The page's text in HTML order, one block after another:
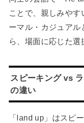
ことで、親しみや
ーマル・カジュア
ら、場面に応じた選
スピーキング vs
の違い
「land up」はスピ